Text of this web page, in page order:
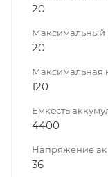
20
Максимальный
20
Максимальная
120
Емкость
4400
Напряжение
36